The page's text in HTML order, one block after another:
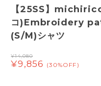
【25SS】
コ)Embroidery
(S/M)シャツ
¥14,080
¥9,856 (30%OFF)